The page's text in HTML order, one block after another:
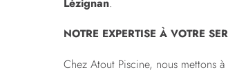
NOTRE EXPERTISE À VOTRE
Chez Atout Piscine, nous mettons